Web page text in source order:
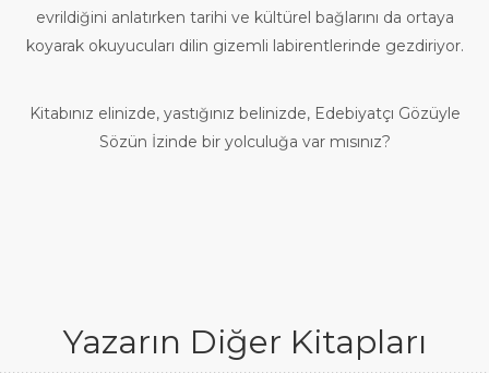
evrildiğini anlatırken tarihi ve kültürel bağlarını da ortaya
koyarak okuyucuları dilin gizemli labirentlerinde gezdiriyor.
Kitabınız elinizde, yastığınız belinizde, Edebiyatçı Gözüyle
Sözün İzinde bir yolculuğa var mısınız?
Yazarın Diğer Kitapları